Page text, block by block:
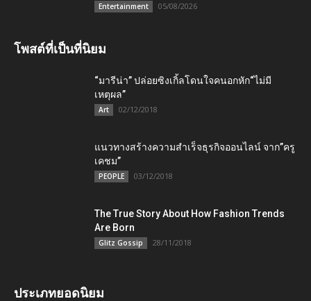
Entertainment 05/08/2026
โพสต์ที่เป็นที่นิยม
“มารีน่า” ปล่อยซิงเกิ้ลโดนใจคนอกหัก“ไม่มี
เหตุผล”
Art 02/12/2018
แนวทางสร้างความสำเร็จธุรกิจออนไลน์ จาก”ครู
เคชม”
PEOPLE 03/12/2018
The True Story About How Fashion Trends
Are Born
Glitz Gossip 28/11/2018
ประเภทยอดนิยม